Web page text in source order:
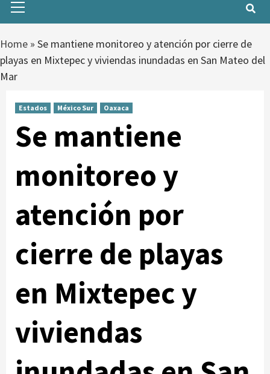
Menu
Home » Se mantiene monitoreo y atención por cierre de
playas en Mixtepec y viviendas inundadas en San Mateo del
Mar
Estados México Sur Oaxaca
Se mantiene
monitoreo y
atención por
cierre de playas
en Mixtepec y
viviendas